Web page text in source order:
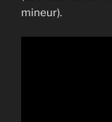
mineur).